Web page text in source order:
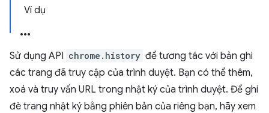
Ví dụ
Sử dụng API chrome.history để tương tác với bản ghi
các trang đã truy cập của trình duyệt. Bạn có thể thêm,
xoá và truy vấn URL trong nhật ký của trình duyệt. Để ghi
đè trang nhật ký bằng phiên bản của riêng bạn, hãy xem